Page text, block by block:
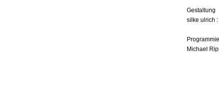
Gestaltung
silke ulrich
Michael